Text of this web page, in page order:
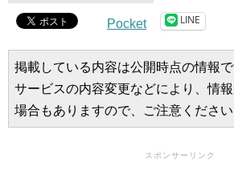
Pocket LINE
掲載している内容は公開時点の情報
サービスの内容変更などにより、情
場合もありますので、ご注意ください
スポンサーリンク